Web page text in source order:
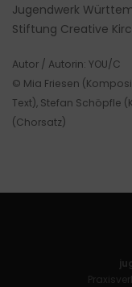
Jugendwerk
Stiftung Creative
Autor / Autorin: YOU/C
© Mia Friesen
Text), Stefan Schöpfle
(Chorsatz)